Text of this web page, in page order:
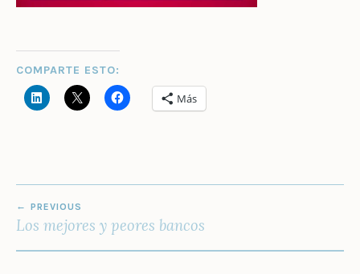
COMPARTE ESTO:
Más
DE
PREVIOUS
Los mejores y peores bancos